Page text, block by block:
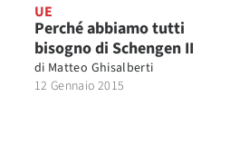
UE
Perché abbiamo tutti
bisogno di Schengen II
di Matteo Ghisalberti
12 Gennaio 2015